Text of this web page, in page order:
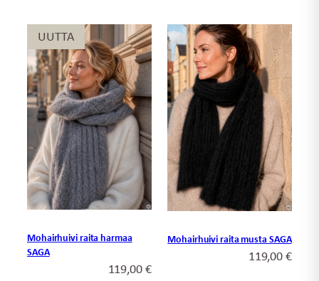
UUTTA
UUTTA
Mohairhuivi raita harmaa
SAGA
119,00€
Mohairhuivi raita musta SAGA
119,00€